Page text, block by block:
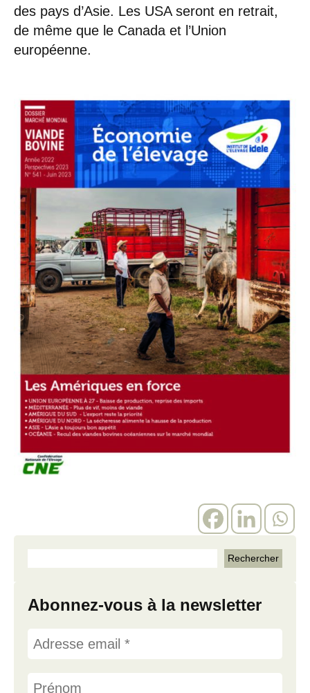
des pays d’Asie. Les USA seront en retrait,
de même que le Canada et l’Union
européenne.
Abonnez-vous à la newsletter